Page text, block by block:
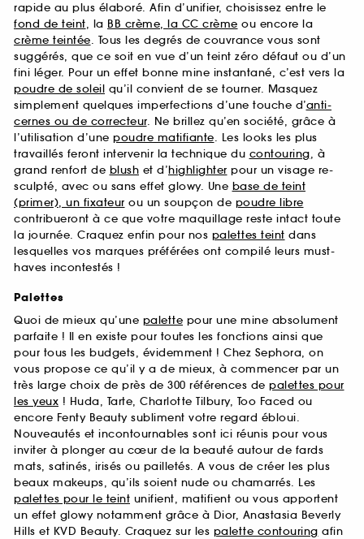
rapide au plus élaboré. Afin d’unifier, choisissez entre le
fond de teint, la BB crème, la CC crème ou encore la
crème teintée. Tous les degrés de couvrance vous sont
suggérés, que ce soit en vue d’un teint zéro défaut ou d’un
fini léger. Pour un effet bonne mine instantané, c’est vers la
poudre de soleil qu’il convient de se tourner. Masquez
simplement quelques imperfections d’une touche d’anti-
cernes ou de correcteur. Ne brillez qu’en société, grâce à
l’utilisation d’une poudre matifiante. Les looks les plus
travaillés feront intervenir la technique du contouring, à
grand renfort de blush et d’highlighter pour un visage re-
sculpté, avec ou sans effet glowy. Une base de teint
(primer), un fixateur ou un soupçon de poudre libre
contribueront à ce que votre maquillage reste intact toute
la journée. Craquez enfin pour nos palettes teint dans
lesquelles vos marques préférées ont compilé leurs must-
haves incontestés !
Palettes
Quoi de mieux qu’une palette pour une mine absolument
parfaite ! Il en existe pour toutes les fonctions ainsi que
pour tous les budgets, évidemment ! Chez Sephora, on
vous propose ce qu’il y a de mieux, à commencer par un
très large choix de près de 300 références de palettes pour
les yeux ! Huda, Tarte, Charlotte Tilbury, Too Faced ou
encore Fenty Beauty subliment votre regard ébloui.
Nouveautés et incontournables sont ici réunis pour vous
inviter à plonger au cœur de la beauté autour de fards
mats, satinés, irisés ou pailletés. A vous de créer les plus
beaux makeups, qu’ils soient nude ou chamarrés. Les
palettes pour le teint unifient, matifient ou vous apportent
un effet glowy notamment grâce à Dior, Anastasia Beverly
Hills et KVD Beauty. Craquez sur les palette contouring afin